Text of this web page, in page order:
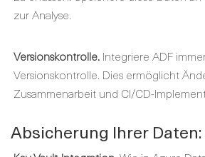
zur Analyse.
Versionskontrolle. Integriere ADF
Versionskontrolle. Dies ermöglicht
Zusammenarbeit und CI/CD-
Absicherung Ihrer Daten: